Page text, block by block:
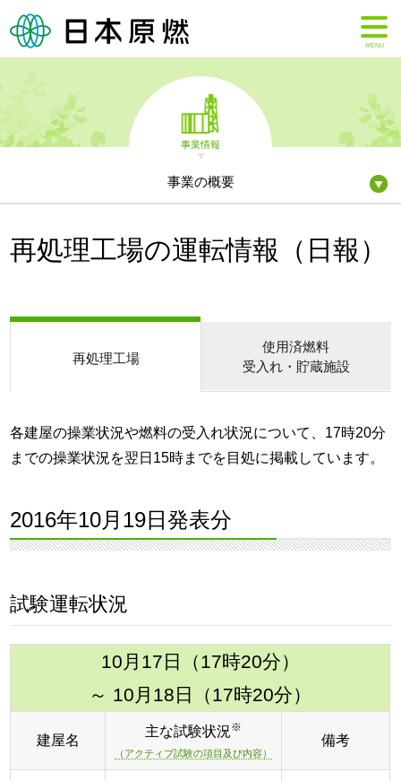
MENU
事業情報
事業の概要
再処理工場の運転情報（日報）
再処理工場
使用済燃料
受入れ・貯蔵施設
各建屋の操業状況や燃料の受入れ状況について、17時20分
までの操業状況を翌日15時までを目処に掲載しています。
2016年10月19日発表分
試験運転状況
10月17日（17時20分）
～ 10月18日（17時20分）
建屋名
主な試験状況※
（アクティブ試験の項目及び内容）
備考